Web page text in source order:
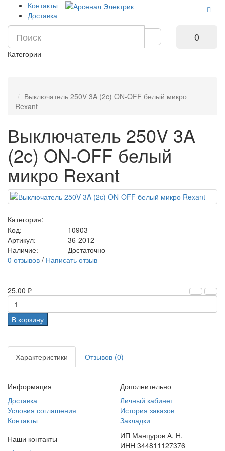
Контакты
Доставка
0
Категории
Выключатель 250V 3A (2c) ON-OFF белый микро
Rexant
Выключатель 250V 3A
(2c) ON-OFF белый
микро Rexant
Категория:
Код:
10903
Артикул:
36-2012
Наличие:
Достаточно
0 отзывов / Написать отзыв
25.00 ₽
В корзину
Характеристики Отзывов (0)
Информация
Доставка
Условия соглашения
Контакты
Дополнительно
Личный кабинет
История заказов
Закладки
Наши контакты
ИП Манцуров А. Н.
ИНН 344811127376